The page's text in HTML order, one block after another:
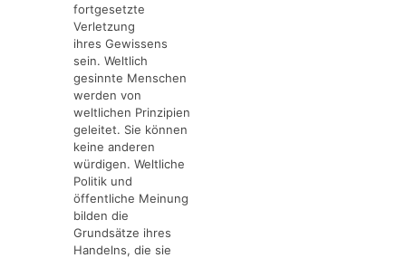
fortgesetzte
Verletzung
ihres Gewissens
sein. Weltlich
gesinnte Menschen
werden von
weltlichen Prinzipien
geleitet. Sie können
keine anderen
würdigen. Weltliche
Politik und
öffentliche Meinung
bilden die
Grundsätze ihres
Handelns, die sie